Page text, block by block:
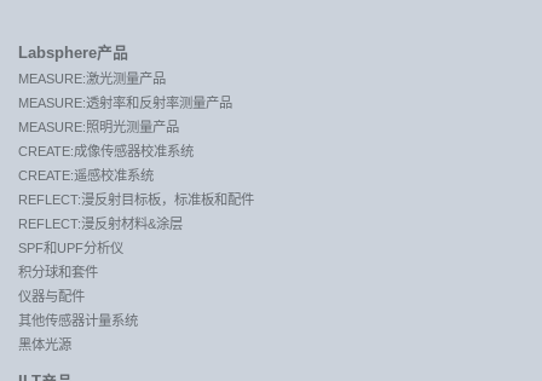
Labsphere产品
MEASURE:激光测量产品
MEASURE:透射率和反射率测量产品
MEASURE:照明光测量产品
CREATE:成像传感器校准系统
CREATE:遥感校准系统
REFLECT:漫反射目标板，标准板和配件
REFLECT:漫反射材料&涂层
SPF和UPF分析仪
积分球和套件
仪器与配件
其他传感器计量系统
黑体光源